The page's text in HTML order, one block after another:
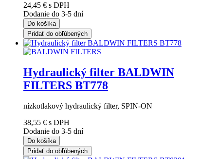
24,45 € s DPH
Dodanie do 3-5 dní
Do košíka
Pridať do obľúbených
Hydraulický filter BALDWIN
FILTERS BT778
nízkotlakový hydraulický filter, SPIN-ON
38,55 € s DPH
Dodanie do 3-5 dní
Do košíka
Pridať do obľúbených